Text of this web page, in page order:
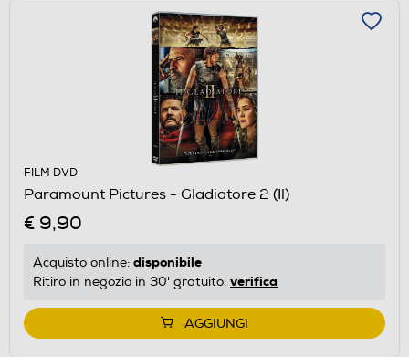
FILM DVD
Paramount Pictures - Gladiatore 2 (Il)
€ 9,90
Acquisto online: disponibile
Ritiro in negozio in 30' gratuito: verifica
AGGIUNGI